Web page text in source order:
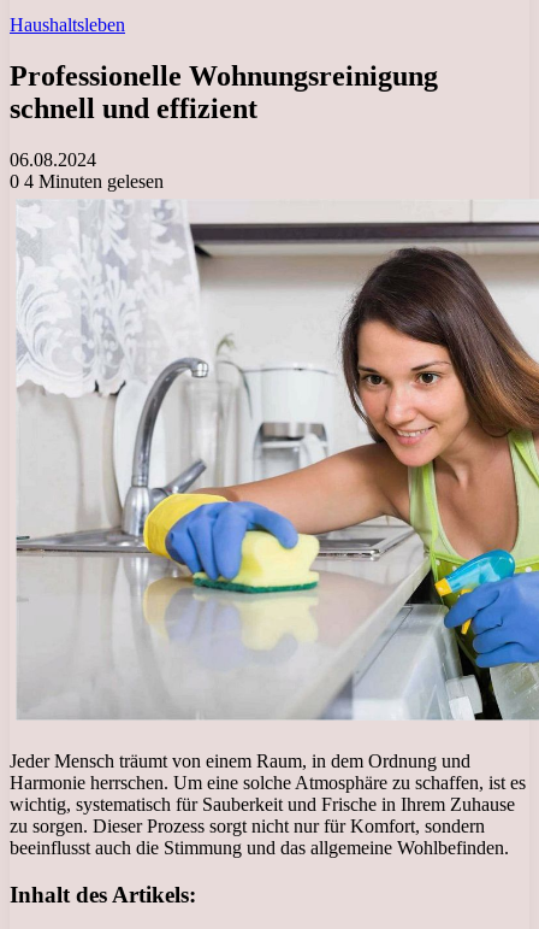
Haushaltsleben
Professionelle Wohnungsreinigung
schnell und effizient
06.08.2024
0 4 Minuten gelesen
Jeder Mensch träumt von einem Raum, in dem Ordnung und
Harmonie herrschen. Um eine solche Atmosphäre zu schaffen, ist es
wichtig, systematisch für Sauberkeit und Frische in Ihrem Zuhause
zu sorgen. Dieser Prozess sorgt nicht nur für Komfort, sondern
beeinflusst auch die Stimmung und das allgemeine Wohlbefinden.
Inhalt des Artikels: